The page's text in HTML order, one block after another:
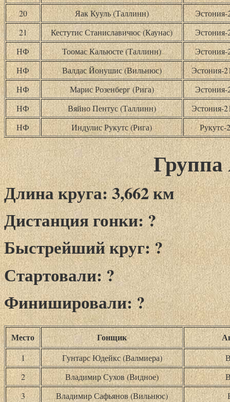
20
Яак Кууль (Таллинн)
Эстония-
21
Кестутис Станиславичюс (Каунас)
Эстония-
НФ
Тоомас Кальюсте (Таллинн)
Эстония-
НФ
Валдас Йонушис (Вильнюс)
Эстония-
НФ
Марис Розенберг (Рига)
Эстония-
НФ
Вяйно Пентус (Таллинн)
Эстония-
НФ
Индулис Рукутс (Рига) Рукутс-2
Группа
Длина круга: 3,662 км
Дистанция гонки: ?
Быстрейший круг: ?
Стартовали: ?
Финишировали: ?
Место Гонщик
1 Гунтарс Юдейкс (Валмиера)
2
Владимир Сухов (Видное)
3
Владимир Сафьянов (Вильнюс)